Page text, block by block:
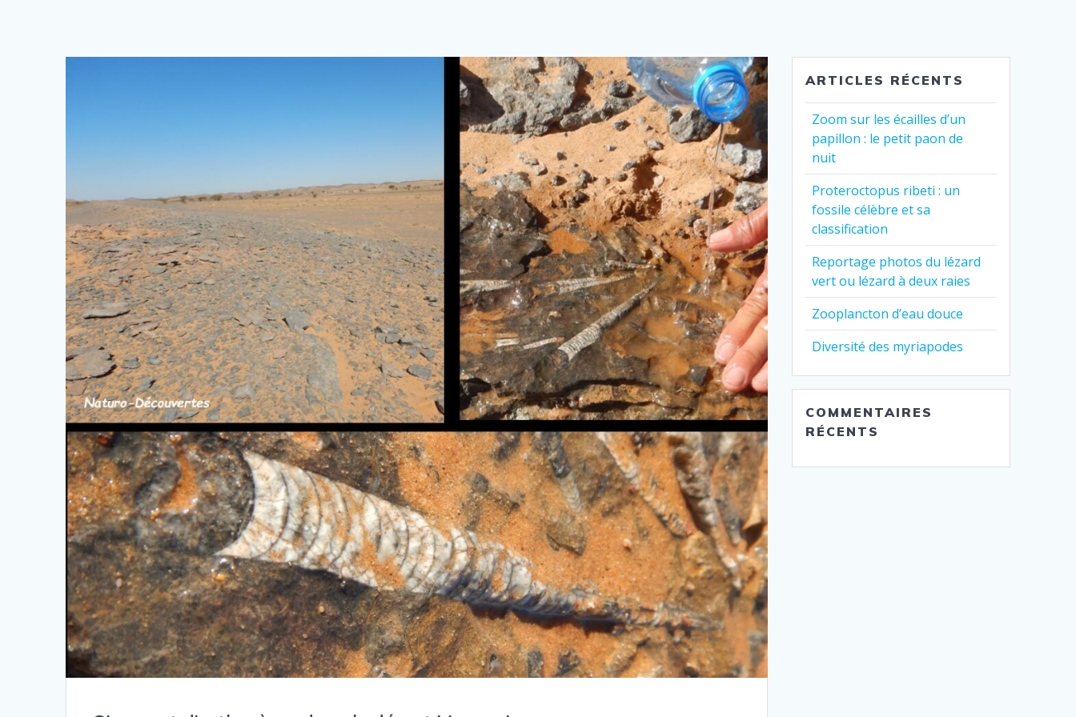
ARTICLES RÉCENTS
Zoom sur les écailles d’un
papillon : le petit paon de
nuit
Proteroctopus ribeti : un
fossile célèbre et sa
classification
Reportage photos du lézard
vert ou lézard à deux raies
Zooplancton d’eau douce
Diversité des myriapodes
COMMENTAIRES
RÉCENTS